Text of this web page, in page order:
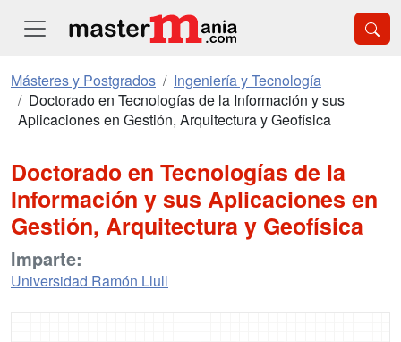
Másteres y Postgrados
Ingeniería y Tecnología
Doctorado en Tecnologías de la Información y sus
Aplicaciones en Gestión, Arquitectura y Geofísica
Doctorado en Tecnologías de la
Información y sus Aplicaciones en
Gestión, Arquitectura y Geofísica
Imparte:
Universidad Ramón Llull